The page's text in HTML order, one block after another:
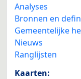
Analyses
Bronnen en
Gemeentelijke
Nieuws
Ranglijsten
Kaarten: